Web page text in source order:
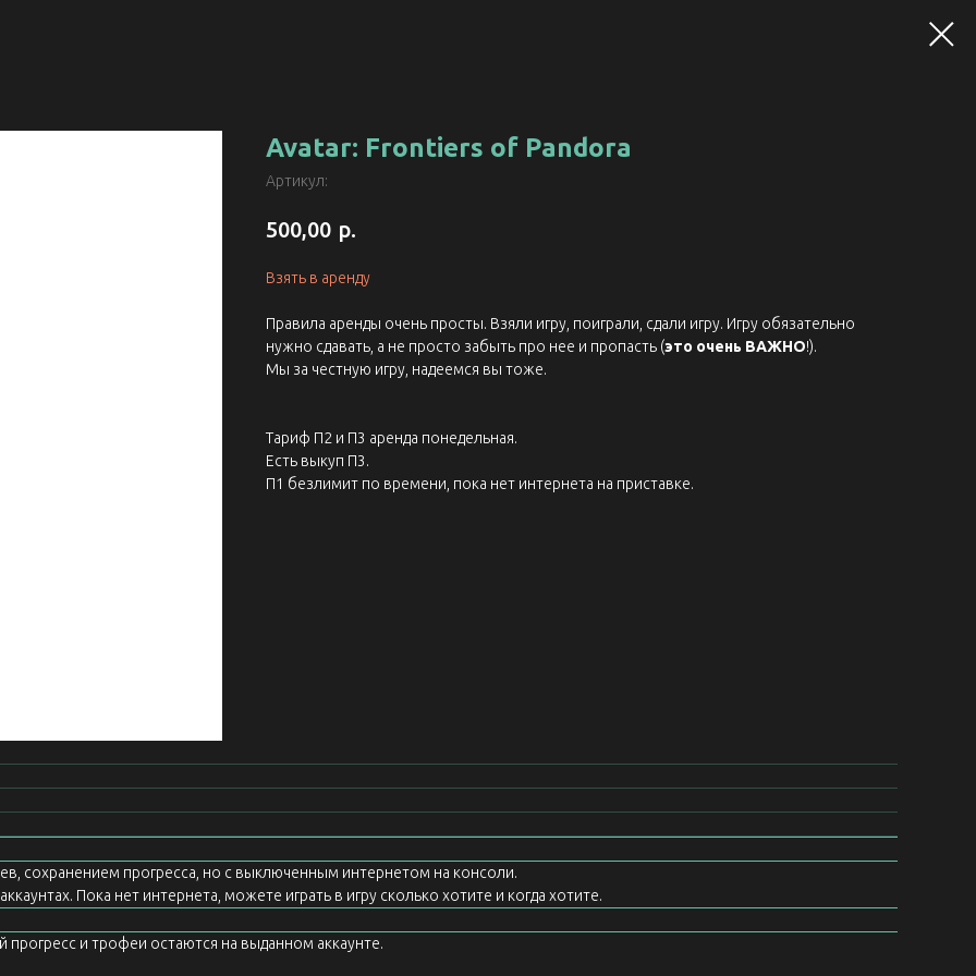
Avatar: Frontiers of Pandora
Артикул:
500,00 р.
Взять в аренду
Правила аренды очень просты. Взяли игру, поиграли, сдали игру. Игру обязательно
нужно сдавать, а не просто забыть про нее и пропасть (это очень ВАЖНО!).
Мы за честную игру, надеемся вы тоже.
Тариф П2 и П3 аренда понедельная.
Есть выкуп П3.
П1 безлимит по времени, пока нет интернета на приставке.
сохранением прогресса, но с выключенным интернетом на консоли.
Пока нет интернета, можете играть в игру сколько хотите и когда хотите.
прогресс и трофеи остаются на выданном аккаунте.